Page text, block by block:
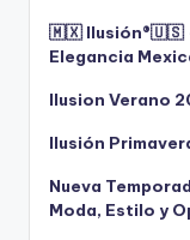
🇲🇽 Ilusión®️🇺🇸
Elegancia
Ilusion Verano
Ilusión
Nueva
Moda, Estilo y